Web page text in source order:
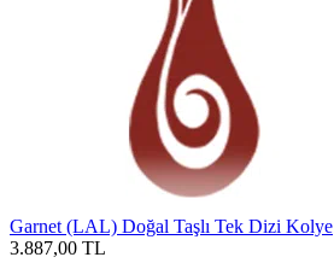
Garnet (LAL) Doğal Taşlı Tek Dizi Kolye
3.887,00 TL